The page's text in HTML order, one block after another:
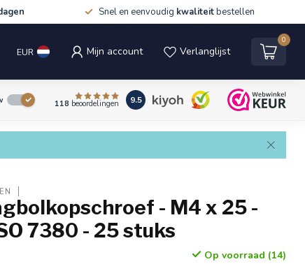
Snel en eenvoudig kwaliteitbestellen
EUR Mijn account Verlanglijst
0
118 beoordelingen 9.5
- M4 x 25 -
7380 - 25 stuks
Op voorraad (14)